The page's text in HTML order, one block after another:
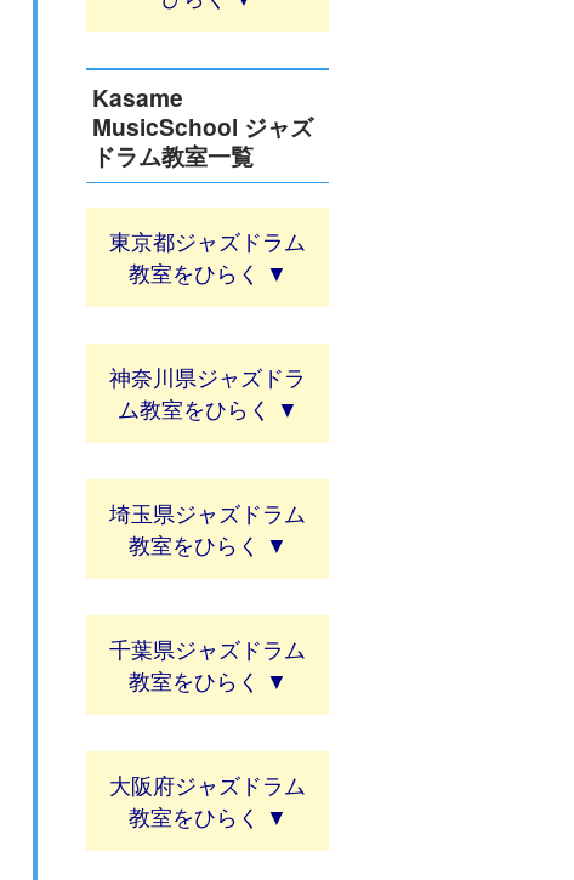
Kasame
MusicSchool ジャズ
ドラム教室一覧
東京都ジャズドラム
教室
神奈川県ジャズドラ
ム教室
埼玉県ジャズドラム
教室
千葉県ジャズドラム
教室
大阪府ジャズドラム
教室